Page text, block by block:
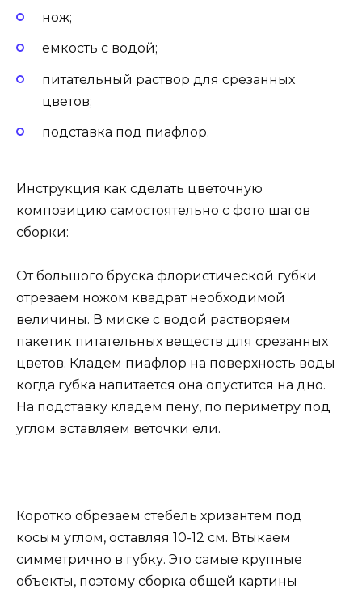
нож;
емкость с водой;
питательный раствор для срезанных
цветов;
подставка под пиафлор.
Инструкция как сделать цветочную
композицию самостоятельно с фото шагов
сборки:
От большого бруска флористической губки
отрезаем ножом квадрат необходимой
величины. В миске с водой растворяем
пакетик питательных веществ для срезанных
цветов. Кладем пиафлор на поверхность воды
когда губка напитается она опустится на дно.
На подставку кладем пену, по периметру под
углом вставляем веточки ели.
Коротко обрезаем стебель хризантем под
косым углом, оставляя 10-12 см. Втыкаем
симметрично в губку. Это самые крупные
объекты, поэтому сборка общей картины